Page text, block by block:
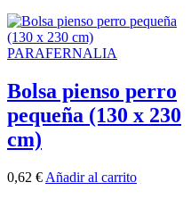
PARAFERNALIA
Bolsa pienso perro
pequeña (130 x 230
cm)
0,62 € Añadir al carrito